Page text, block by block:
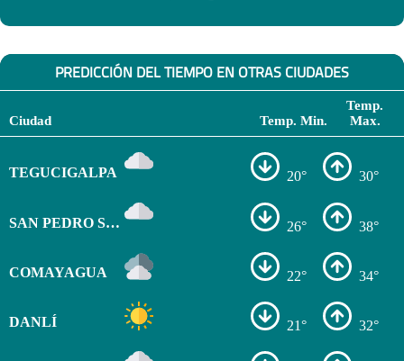
PREDICCIÓN DEL TIEMPO EN OTRAS CIUDADES
Ciudad Temp. Min.
Temp.
Max.
TEGUCIGALPA 20° 30°
SAN PEDRO SULA 26° 38°
COMAYAGUA 22° 34°
DANLÍ 21° 32°